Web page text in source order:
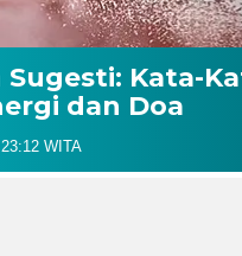
Kata-
dan Doa
WITA